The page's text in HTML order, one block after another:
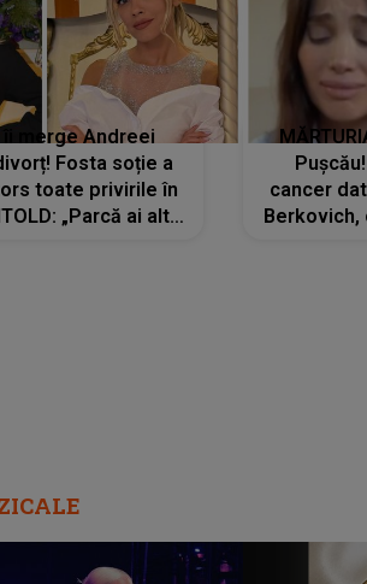
îi merge Andreei
Fosta soție a
toate privirile în
„Parcă ai altă
cancer
Berkovich,